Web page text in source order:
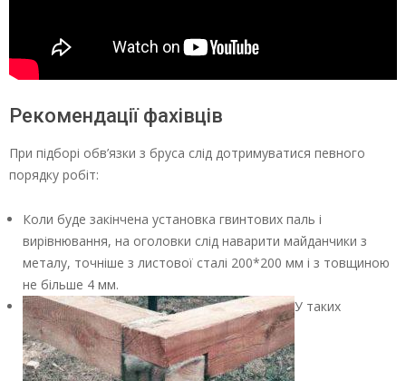
Рекомендації фахівців
При підборі обв’язки з бруса слід дотримуватися певного
порядку робіт:
Коли буде закінчена установка гвинтових паль і
вирівнювання, на оголовки слід наварити майданчики з
металу, точніше з листової сталі 200*200 мм і з товщиною
не більше 4 мм.
У таких